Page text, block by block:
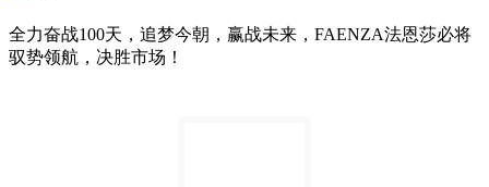
全力奋战100天，追梦今朝，赢战未来，FAENZA法恩莎必将
驭势领航，决胜市场！